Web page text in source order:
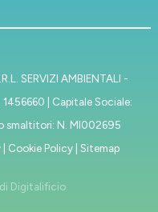
SERVIZI AMBIENTALI -
1456660 | Capitale Sociale:
smaltitori: N. MI002695
| Cookie Policy| Sitemap
Digitalificio